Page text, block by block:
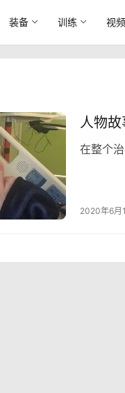
装备 训练 视频
人物
在整个
2020年6月